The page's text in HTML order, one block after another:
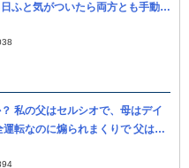
ふと気がついたら両方とも手動に
ろにボタン、運転席のペットボ
私の父はセルシオで、母はデイ
転なのに煽られまくりで 父は煽
って違うのでしょうか。